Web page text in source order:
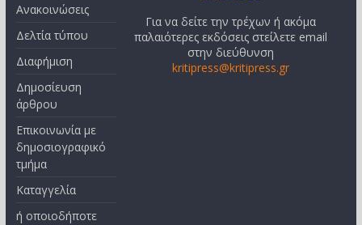
Ανακοινώσεις
Δελτία τύπου
Διαφήμιση
Δημοσίευση
άρθρου
Επικοινωνία με
δημοσιογραφικό
τμήμα
Καταγγελία
ή οποιοδήποτε
Για να δείτε την τρέχων ή ακόμα
παλαιότερες εκδόσεις στείλετε email
στην διεύθυνση
kritipress@kritipress.gr